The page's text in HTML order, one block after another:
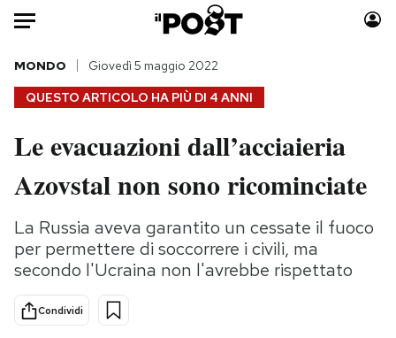
Auto
HOME
Italia
Politica
Tecnologia
Internet
Scienza
Cultura
Economia
Moda
Consumismi
Storie/Idee
Ok Boomer!
Media
QUESTO ARTICOLO HA PIÙ DI 4 ANNI
MONDO Giovedì 5 maggio 2022
Le evacuazioni dall’acciaieria
Azovstal non sono ricominciate
La Russia aveva garantito un cessate il fuoco
per permettere di soccorrere i civili, ma
secondo l'Ucraina non l'avrebbe rispettato
Condividi